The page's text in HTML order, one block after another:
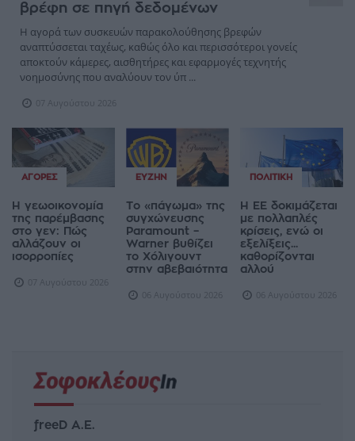
βρέφη σε πηγή δεδομένων
Η αγορά των συσκευών παρακολούθησης βρεφών
αναπτύσσεται ταχέως, καθώς όλο και περισσότεροι γονείς
αποκτούν κάμερες, αισθητήρες και εφαρμογές τεχνητής
νοημοσύνης που αναλύουν τον ύπ ...
07 Αυγούστου 2026
ΑΓΟΡΈΣ
Η γεωοικονομία
της παρέμβασης
στο γεν: Πώς
αλλάζουν οι
ισορροπίες
07 Αυγούστου 2026
ΕΥΖΗΝ
Το «πάγωμα» της
συγχώνευσης
Paramount –
Warner βυθίζει
το Χόλιγουντ
στην αβεβαιότητα
06 Αυγούστου 2026
ΠΟΛΙΤΙΚΉ
Η ΕΕ δοκιμάζεται
με πολλαπλές
κρίσεις, ενώ οι
εξελίξεις...
καθορίζονται
αλλού
06 Αυγούστου 2026
freeD Α.Ε.